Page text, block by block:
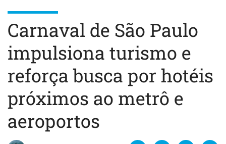
Carnaval de São Paulo
impulsiona turismo e
reforça busca por hotéis
próximos ao metrô e
aeroportos